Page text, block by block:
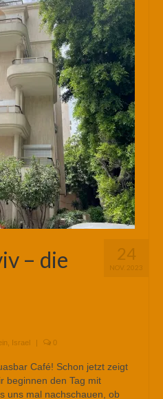
24
NOV. 2023
– die
Israel | 0
Café! Schon jetzt zeigt
beginnen den Tag mit
uns mal nachschauen, ob